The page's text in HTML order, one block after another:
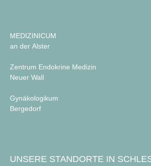
MEDIZINICUM
an der Alster
Zentrum Endokrine Medizin
Neuer Wall
Gynäkologikum
Bergedorf
UNSERE STANDORTE IN